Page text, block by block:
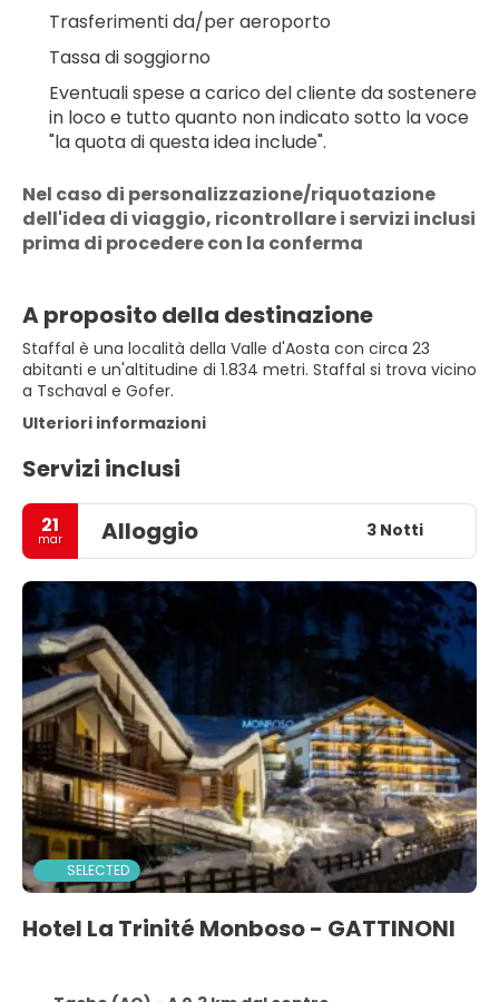
Trasferimenti da/per aeroporto
Tassa di soggiorno
Eventuali spese a carico del cliente da sostenere
in loco e tutto quanto non indicato sotto la voce
"la quota di questa idea include".
Nel caso di personalizzazione/riquotazione
dell'idea di viaggio, ricontrollare i servizi inclusi
prima di procedere con la conferma
A proposito della destinazione
Staffal è una località della Valle d'Aosta con circa 23
abitanti e un'altitudine di 1.834 metri. Staffal si trova vicino
a Tschaval e Gofer.
Ulteriori informazioni
Servizi inclusi
21
mar Alloggio 3 Notti
SELECTED
Hotel La Trinité Monboso - GATTINONI